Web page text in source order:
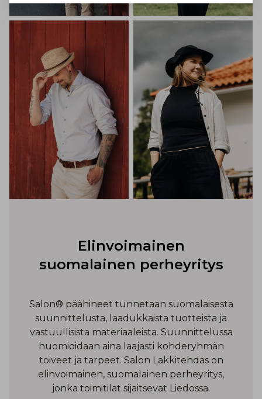
Elinvoimainen
suomalainen perheyritys
Salon® päähineet tunnetaan suomalaisesta
suunnittelusta, laadukkaista tuotteista ja
vastuullisista materiaaleista. Suunnittelussa
huomioidaan aina laajasti kohderyhmän
toiveet ja tarpeet. Salon Lakkitehdas on
elinvoimainen, suomalainen perheyritys,
jonka toimitilat sijaitsevat Liedossa.